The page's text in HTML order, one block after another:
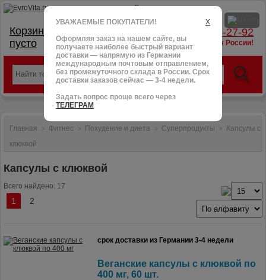
тел.: +7 (966) 095-27-92
доставим в любую точку России!
Корзина:
пусто
X
УВАЖАЕМЫЕ ПОКУПАТЕЛИ!
Оформляя заказ на нашем сайте, вы
получаете наиболее быстрый вариант
доставки — напрямую из Германии
международным почтовым отправлением,
без промежуточного склада в России. Срок
доставки заказов сейчас — 3-4 недели.
Задать вопрос проще всего через
ТЕЛЕГРАМ
Главная > Фитнес > Похудение и диета > Суперпродукты >
Капсулы с
клюквой
Капсулы с клюквой
Всего найдено: 17
1 2
срок доставки из Германии 3-4 недели
Веганские капсулы с клюквой по
400 мг, 60 шт.